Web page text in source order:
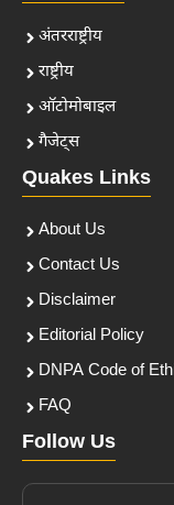
अंतरराष्ट्रीय
राष्ट्रीय
ऑटोमोबाइल
गैजेट्स
Quakes Links
About Us
Contact Us
Disclaimer
Editorial Policy
DNPA Code of
FAQ
Follow Us